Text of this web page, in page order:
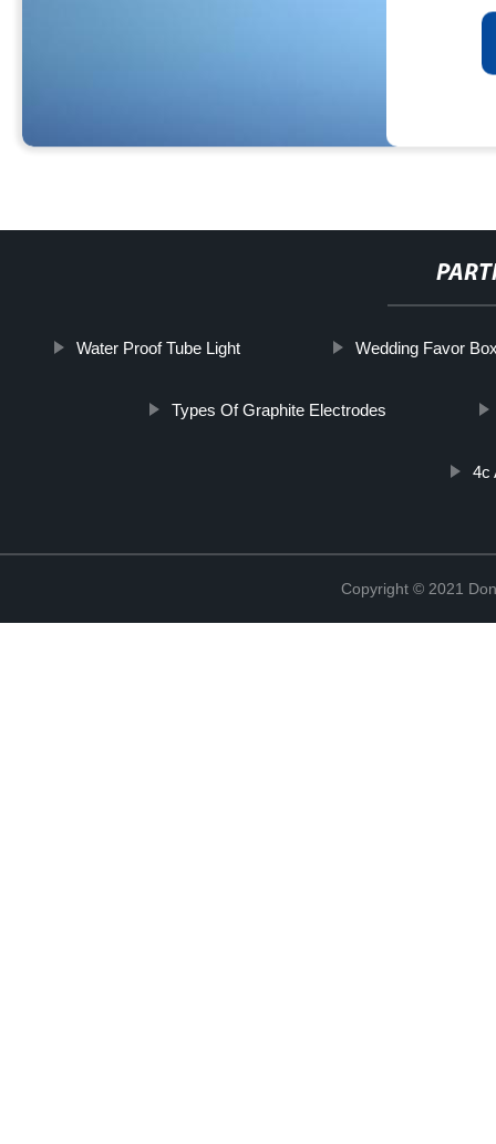
Water Proof Tube Light Wedding Favor
Types Of Graphite Electrodes
4c
Copyright © 2021